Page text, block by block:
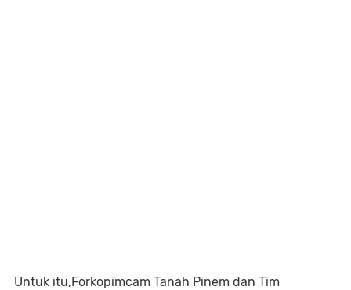
Untuk itu,Forkopimcam Tanah Pinem dan Tim